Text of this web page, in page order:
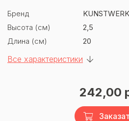
Бренд
KUNSTWERK
Высота (см)
2,5
Длина (см)
20
Все характеристики
242,00